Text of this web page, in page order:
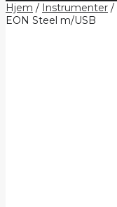
Hjem / Instrumenter /
EON Steel m/USB